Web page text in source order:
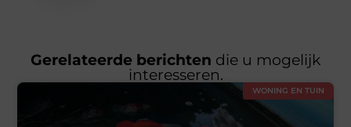
Gerelateerde berichten die u mogelijk
interesseren.
WONING EN TUIN